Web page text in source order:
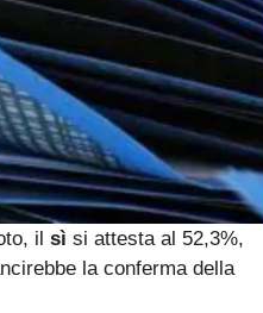
il sì si attesta al 52,3%,
la conferma della